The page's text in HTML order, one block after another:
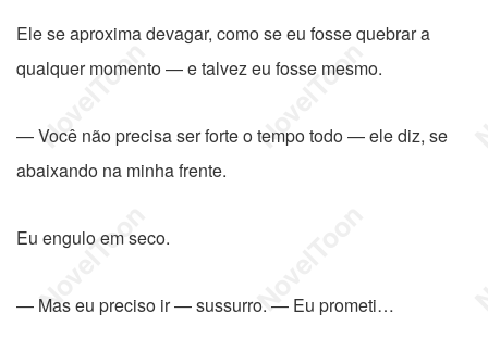
Ele se aproxima devagar, como se eu fosse quebrar a
qualquer momento — e talvez eu fosse mesmo.
— Você não precisa ser forte o tempo todo — ele diz, se
abaixando na minha frente.
Eu engulo em seco.
— Mas eu preciso ir — sussurro. — Eu prometi…